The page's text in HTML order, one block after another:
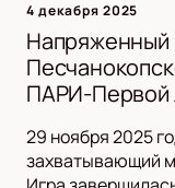
4 декабря 2025
Напряженный
ПАРИ-Первой
29 ноября 2025
захватывающий